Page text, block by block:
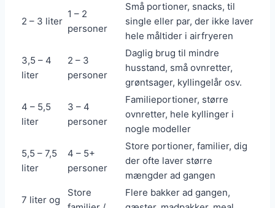
2 – 3 liter
1 – 2
personer
Små portioner, snacks, til
single eller par, der ikke laver
hele måltider i airfryeren
3,5 – 4
liter
2 – 3
personer
Daglig brug til mindre
husstand, små ovnretter,
grøntsager, kyllingelår osv.
4 – 5,5
liter
3 – 4
personer
Familieportioner, større
ovnretter, hele kyllinger i
nogle modeller
5,5 – 7,5
liter
4 – 5+
personer
Store portioner, familier, dig
der ofte laver større
mængder ad gangen
7 liter og
Store
Flere bakker ad gangen,